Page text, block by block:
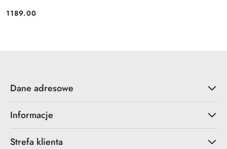
Cena:
1189.00
Dane adresowe
Informacje
Strefa klienta